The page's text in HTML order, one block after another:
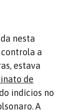
nesta
a
estava
de
indícios no
A